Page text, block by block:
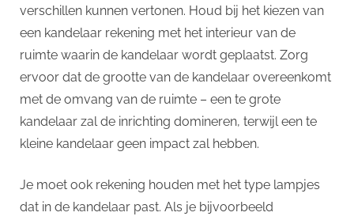
verschillen kunnen vertonen. Houd bij het kiezen van
een kandelaar rekening met het interieur van de
ruimte waarin de kandelaar wordt geplaatst. Zorg
ervoor dat de grootte van de kandelaar overeenkomt
met de omvang van de ruimte – een te grote
kandelaar zal de inrichting domineren, terwijl een te
kleine kandelaar geen impact zal hebben.
Je moet ook rekening houden met het type lampjes
dat in de kandelaar past. Als je bijvoorbeeld